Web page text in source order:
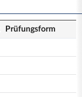
Prüfungsform